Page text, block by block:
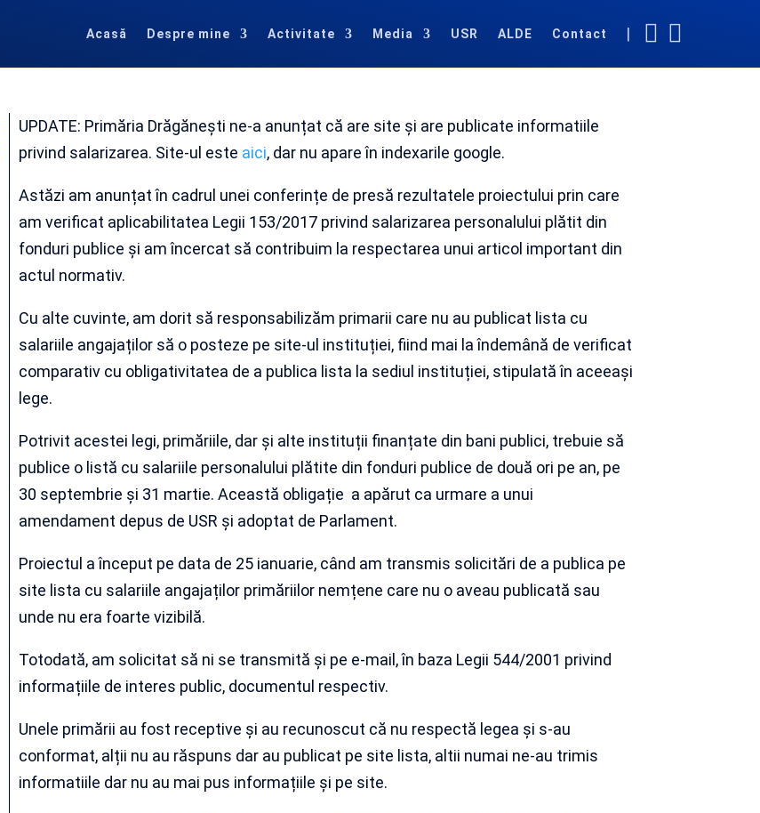
Acasă Despre mine Activitate Media USR ALDE Contact |  
UPDATE: Primăria Drăgănești ne-a anunțat că are site și are publicate informatiile
privind salarizarea. Site-ul este aici, dar nu apare în indexarile google.
Astăzi am anunțat în cadrul unei conferințe de presă rezultatele proiectului prin care
am verificat aplicabilitatea Legii 153/2017 privind salarizarea personalului plătit din
fonduri publice și am încercat să contribuim la respectarea unui articol important din
actul normativ.
Cu alte cuvinte, am dorit să responsabilizăm primarii care nu au publicat lista cu
salariile angajaților să o posteze pe site-ul instituției, fiind mai la îndemână de verificat
comparativ cu obligativitatea de a publica lista la sediul instituției, stipulată în aceeași
lege.
Potrivit acestei legi, primăriile, dar și alte instituții finanțate din bani publici, trebuie să
publice o listă cu salariile personalului plătite din fonduri publice de două ori pe an, pe
30 septembrie și 31 martie. Această obligație a apărut ca urmare a unui
amendament depus de USR și adoptat de Parlament.
Proiectul a început pe data de 25 ianuarie, când am transmis solicitări de a publica pe
site lista cu salariile angajaților primăriilor nemțene care nu o aveau publicată sau
unde nu era foarte vizibilă.
Totodată, am solicitat să ni se transmită și pe e-mail, în baza Legii 544/2001 privind
informațiile de interes public, documentul respectiv.
Unele primării au fost receptive și au recunoscut că nu respectă legea și s-au
conformat, alții nu au răspuns dar au publicat pe site lista, altii numai ne-au trimis
informatiile dar nu au mai pus informațiile și pe site.